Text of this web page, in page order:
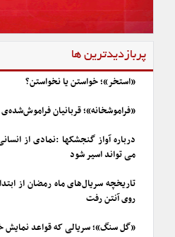
پربازدیدترین ها
«استخر»؛ خواستن یا نخواستن؟
«فراموشخانه»؛ قربانیان فراموش‌شده‌ی
درباره آواز گنجشکها :نمادی از
می تواند اسیر شود
روی آنتن رفت
«گل سنگ»؛ سریالی که قواعد نمایش